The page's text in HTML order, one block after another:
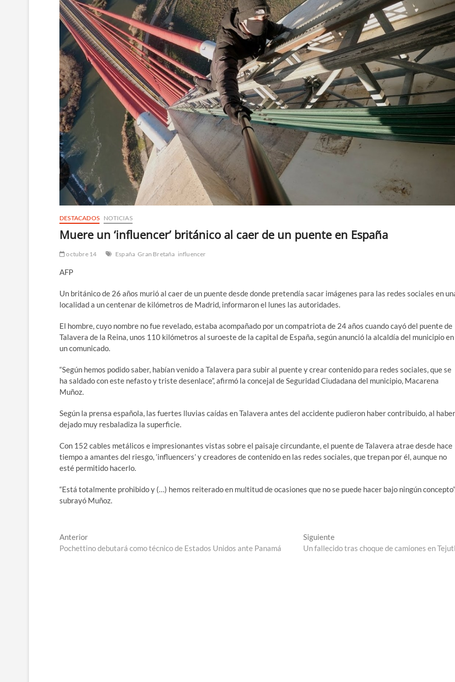
DESTACADOS NOTICIAS
Muere un ‘influencer’ británico al caer de un puente en España
octubre 14 España Gran Bretaña influencer
AFP
Un británico de 26 años murió al caer de un puente desde donde pretendía sacar imágenes para las redes sociales en
localidad a un centenar de kilómetros de Madrid, informaron el lunes las autoridades.
El hombre, cuyo nombre no fue revelado, estaba acompañado por un compatriota de 24 años cuando cayó del puente de
Talavera de la Reina, unos 110 kilómetros al suroeste de la capital de España, según anunció la alcaldía del municipio en
un comunicado.
“Según hemos podido saber, habían venido a Talavera para subir al puente y crear contenido para redes sociales, que se
ha saldado con este nefasto y triste desenlace”, afirmó la concejal de Seguridad Ciudadana del municipio, Macarena
Muñoz.
Según la prensa española, las fuertes lluvias caídas en Talavera antes del accidente pudieron haber contribuido, al haber
dejado muy resbaladiza la superficie.
Con 152 cables metálicos e impresionantes vistas sobre el paisaje circundante, el puente de Talavera atrae desde hace
tiempo a amantes del riesgo, ‘influencers’ y creadores de contenido en las redes sociales, que trepan por él, aunque no
esté permitido hacerlo.
“Está totalmente prohibido y (…) hemos reiterado en multitud de ocasiones que no se puede hacer bajo ningún
subrayó Muñoz.
Navegación
de
AnteriorEntrada
anterior:
Pochettino debutará como técnico de Estados Unidos ante Panamá
SiguienteEntrada
siguiente:
Un fallecido tras choque de camiones en